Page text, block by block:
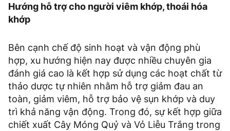
Hướng hỗ trợ cho người viêm khớp, thoái hóa
khớp
Bên cạnh chế độ sinh hoạt và vận động phù
hợp, xu hướng hiện nay được nhiều chuyên gia
đánh giá cao là kết hợp sử dụng các hoạt chất từ
thảo dược tự nhiên nhằm hỗ trợ giảm đau an
toàn, giảm viêm, hỗ trợ bảo vệ sụn khớp và duy
trì khả năng vận động. Trong đó, sự kết hợp giữa
chiết xuất Cây Móng Quỷ và Vỏ Liễu Trắng trong